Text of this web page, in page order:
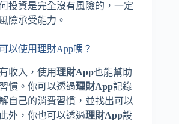
投資是完全沒有風險的，一定
險承受能力。
以使用理財App嗎？
收入，使用理財App也能幫助
慣。你可以透過理財App記錄
自己的消費習慣，並找出可以
外，你也可以透過理財App設